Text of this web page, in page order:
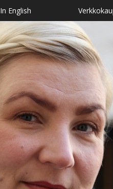
In English